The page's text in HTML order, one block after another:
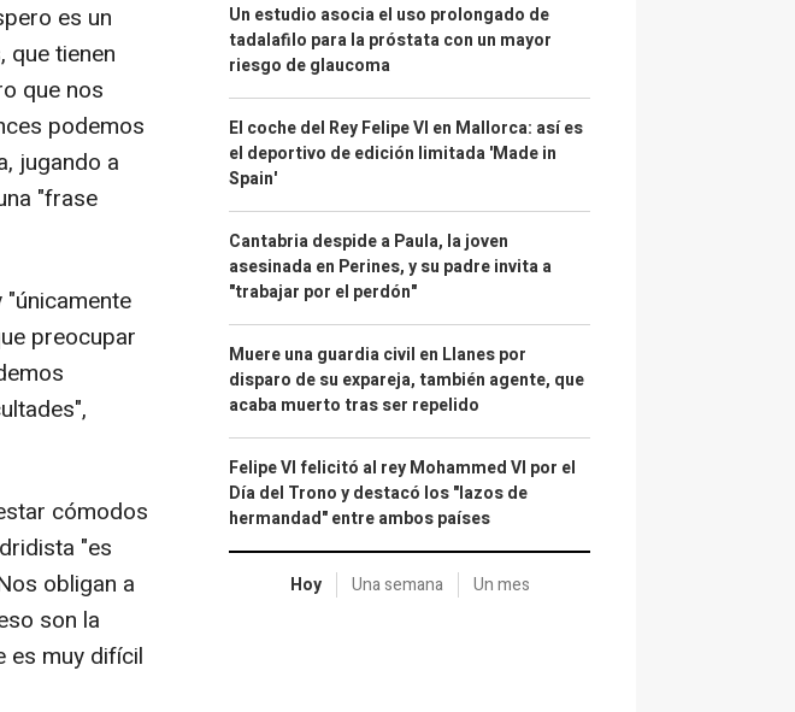
es un
que tienen
que nos
podemos
jugando a
"frase
preocupar
cómodos
"es
obligan a
son la
es muy difícil
Un estudio asocia el uso prolongado de
tadalafilo para la próstata con un mayor
riesgo de glaucoma
El coche del Rey Felipe VI en Mallorca: así es
el deportivo de edición limitada 'Made in
Spain'
Cantabria despide a Paula, la joven
asesinada en Perines, y su padre invita a
"trabajar por el perdón"
Muere una guardia civil en Llanes por
disparo de su expareja, también agente, que
acaba muerto tras ser repelido
Felipe VI felicitó al rey Mohammed VI por el
Día del Trono y destacó los "lazos de
hermandad" entre ambos países
Hoy Una semana Un mes